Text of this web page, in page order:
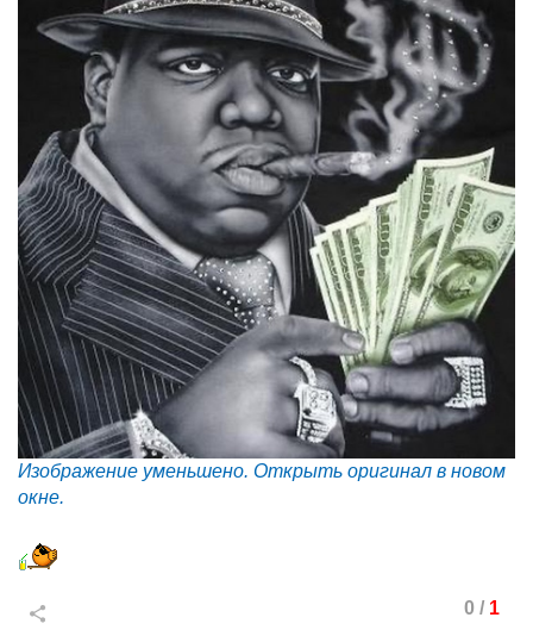
Изображение уменьшено. Открыть оригинал в новом
окне.
0 / 1